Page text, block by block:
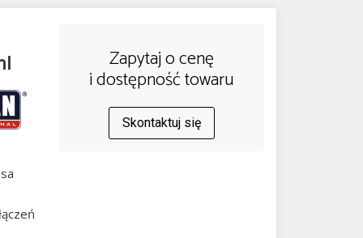
Zapytaj o cenę
i dostępność towaru
Skontaktuj się